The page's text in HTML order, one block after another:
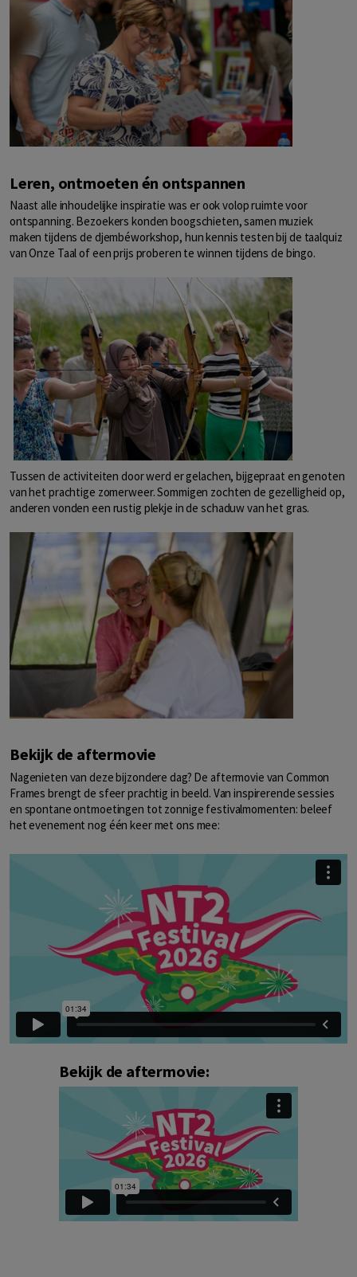
Leren, ontmoeten én ontspannen
Naast alle inhoudelijke inspiratie was er ook volop ruimte voor
ontspanning. Bezoekers konden boogschieten, samen muziek
maken tijdens de djembéworkshop, hun kennis testen bij de taalquiz
van Onze Taal of een prijs proberen te winnen tijdens de bingo.
Tussen de activiteiten door werd er gelachen, bijgepraat en genoten
van het prachtige zomerweer. Sommigen zochten de gezelligheid op,
anderen vonden een rustig plekje in de schaduw van het gras.
Bekijk de aftermovie
Nagenieten van deze bijzondere dag? De aftermovie van Common
Frames brengt de sfeer prachtig in beeld. Van inspirerende sessies
en spontane ontmoetingen tot zonnige festivalmomenten: beleef
het evenement nog één keer met ons mee:
Bekijk de aftermovie: